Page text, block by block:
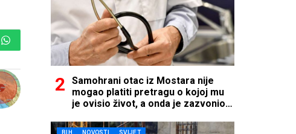
Samohrani otac iz Mostara nije
mogao platiti pretragu o kojoj mu
je ovisio život, a onda je zazvonio